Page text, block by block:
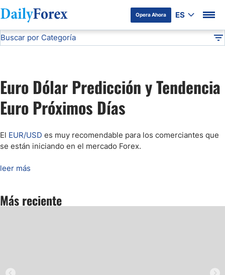
Opera Ahora ES
Divulgación del Anunciante
Buscar por Categoría
Análisis de Mercados Bursátiles
Pronóstico del S&P 500 Hoy
Euro Dólar Predicción y Tendencia
Euro Próximos Días
El EUR/USD es muy recomendable para los comerciantes que
se están iniciando en el mercado Forex.
leer más
Más reciente